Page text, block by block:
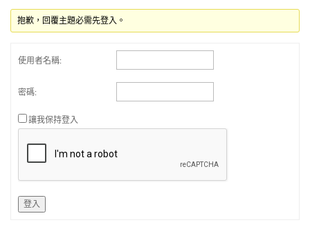
抱歉，回覆主題必需先登入。
使用者名稱:
密碼:
讓我保持登入
登入